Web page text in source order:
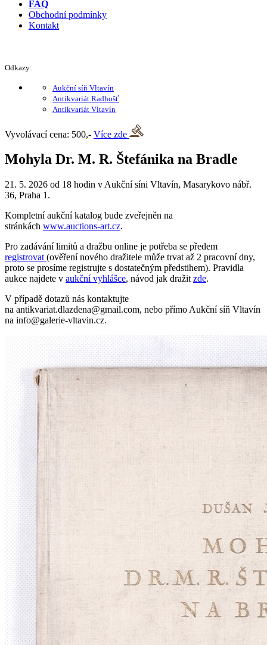
FAQ
Obchodní podmínky
Kontakt
Odkazy:
Aukční síň Vltavín
Antikvariát Radhošť
Antikvariát Vltavín
Vyvolávací cena: 500,- Více zde
Mohyla Dr. M. R. Štefánika na Bradle
21. 5. 2026 od 18 hodin v Aukční síni Vltavín, Masarykovo nábř.
36, Praha 1.
Kompletní aukční katalog bude zveřejněn na
stránkách www.auctions-art.cz.
Pro zadávání limitů a dražbu online je potřeba se předem
registrovat (ověření nového dražitele může trvat až 2 pracovní dny,
proto se prosíme registrujte s dostatečným předstihem). Pravidla
aukce najdete v aukční vyhlášce, návod jak dražit zde.
V případě dotazů nás kontaktujte
na antikvariat.dlazdena@gmail.com, nebo přímo Aukční síň Vltavín
na info@galerie-vltavin.cz.